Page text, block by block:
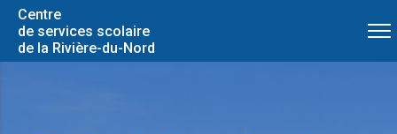
Centre
de services scolaire
de la Rivière-du-Nord